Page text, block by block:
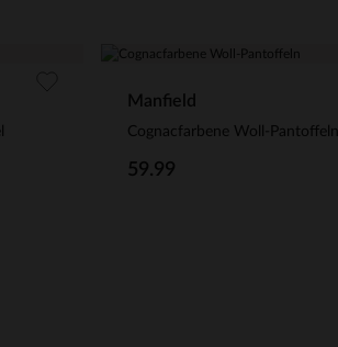
Manfield
Cognacfarbene Woll-Pantoffeln
59.99